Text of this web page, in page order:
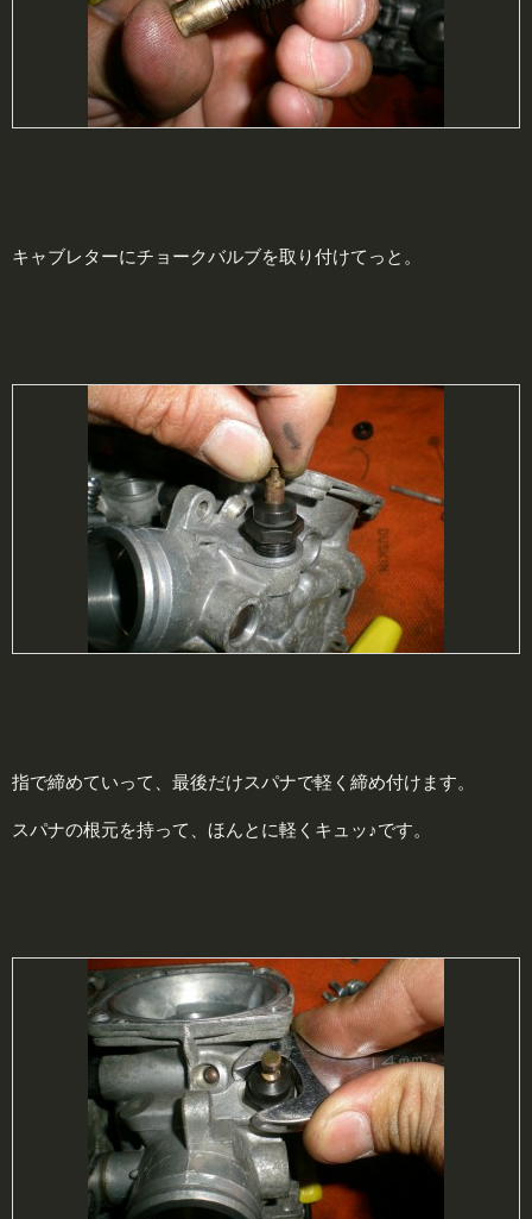
キャブレターにチョークバルブを取り付けてっと。
指で締めていって、最後だけスパナで軽く締め付けます。
スパナの根元を持って、ほんとに軽くキュッ♪です。